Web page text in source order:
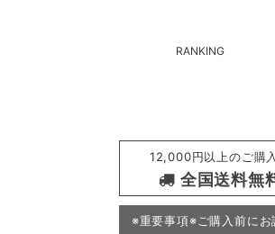
RANKING
12,000円以上のご購
全国送料無
※重要事項※ご購入前にお